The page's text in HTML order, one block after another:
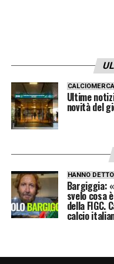
Ultime
novità del
HANNO DETTO
Bargiggia:
svelo cosa
della FIGC.
calcio